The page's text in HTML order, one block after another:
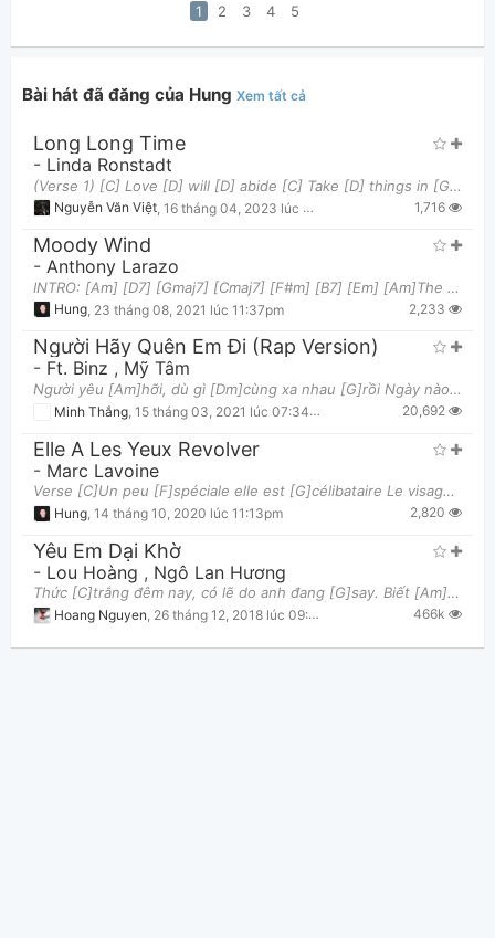
1 2 3 4 5
Bài hát đã đăng của Hung Xem tất cả
Long Long Time
- Linda Ronstadt
(Verse 1) [C] Love [D] will [D] abide [C] Take [D] things in [G] stride [C] [B7] Sounds like go
Nguyễn Văn Việt 16 tháng 04, 2023 lúc 09:56am 1,716
Moody Wind
- Anthony Larazo
INTRO: [Am] [D7] [Gmaj7] [Cmaj7] [F#m] [B7] [Em] [Am]The moody wind that [D7]once made us meet
Hung 23 tháng 08, 2021 lúc 11:37pm 2,233
Người Hãy Quên Em Đi (Rap Version)
- Ft. Binz , Mỹ Tâm
Người yêu [Am]hỡi, dù gì [Dm]cùng xa nhau [G]rồi Ngày nào [C]chiếc hôn bao đêm [F]rã rời Giờ đã [D
Minh Thắng 15 tháng 03, 2021 lúc 07:34pm 20,692
Elle A Les Yeux Revolver
- Marc Lavoine
Verse [C]Un peu [F]spéciale elle est [G]célibataire Le visage [Em]pâle les cheveux en [Am]arrière
Hung 14 tháng 10, 2020 lúc 11:13pm 2,820
Yêu Em Dại Khờ
- Lou Hoàng , Ngô Lan Hương
Thức [C]trắng đêm nay, có lẽ do anh đang [G]say. Biết [Am]nói cho ai nghe đây bởi vì không còn [Em
Hoang Nguyen 26 tháng 12, 2018 lúc 09:25am 466k